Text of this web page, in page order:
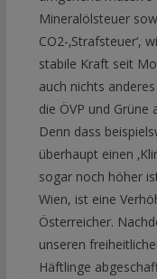
Mineralölsteuer
CO2-‚Strafsteuer‘,
stabile Kraft seit
auch nichts
die ÖVP und Grüne
Denn dass
überhaupt einen
sogar noch höher
Wien, ist eine
Österreicher.
unseren
Häftlinge